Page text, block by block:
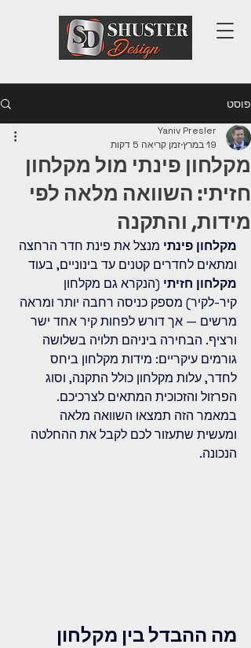
פוסט
מקלחון פינתי מול מקלחון
חזיתי: השוואה מלאה לפי
מידות, והתקנה
Yaniv Presler
19 במרץ
זמן קריאה 5 דקות
מקלחון פינתי מנצל את פינת חדר הרחצה
ומתאים לחדרים קטנים עד בינוניים, בעוד
מקלחון חזיתי (הנקרא גם מקלחון
קיר-לקיר) מספק כניסה רחבה יותר ומראה
מרשים — אך דורש לפחות קיר אחד ישר
ורציף. הבחירה ביניהם תלויה בשלושה
גורמים עיקריים: מידות מקלחון ביחס
לחדר, עלות מקלחון כולל התקנה, וסוג
הפרזול והזכוכית המתאים לצרכיכם.
במאמר הזה תמצאו השוואה מלאה
ומעשית שתעזור לכם לקבל את ההחלטה
הנכונה.
מה ההבדל בין מקלחון